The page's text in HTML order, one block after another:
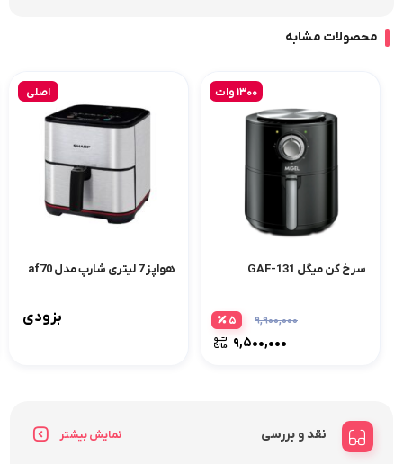
محصولات مشابه
1300 وات
سرخ کن میگل GAF-131
۹,۹۰۰,۰۰۰
۹,۵۰۰,۰۰۰
۵
اصلی
هواپز 7 لیتری شارپ مدل af70
بزودی
نقد و بررسی نمایش بیشتر